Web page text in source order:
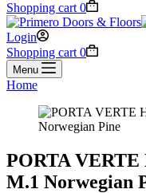
Shopping cart 0
Login
Shopping cart 0
Menu
Home
PORTA
M.1 Norwegian